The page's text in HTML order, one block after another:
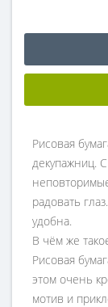
Рисовая
декупажниц.
радовать
удобна.
В чём же
Рисовая
этом очень
мотив и